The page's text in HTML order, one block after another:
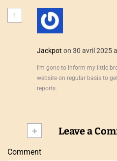
1
Jackpot on 30 avril 2025
I’m gоne to inform my ⅼittle
website оn regular basis tо
reports.
+ Leave a
Comment